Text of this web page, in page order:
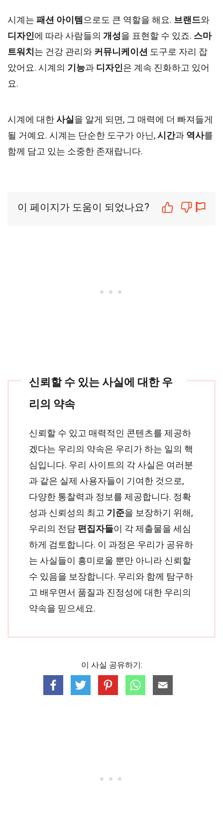
시계는 패션 아이템 으로도 큰 역할을 해요. 브랜드와
디자인에 따라 사람들의 개성을 표현할 수 있죠. 스마
트워치 는 건강 관리와 커뮤니케이션 도구로 자리 잡
았어요. 시계의 기능과 디자인은 계속 진화하고 있어
요.
시계에 대한사실 을 알게 되면, 그 매력에 더 빠져들게
될 거예요. 시계는 단순한 도구가 아닌,시간과 역사를
함께 담고 있는 소중한 존재랍니다.
이 페이지가 도움이 되었나요?
신뢰할 수 있는 사실에 대한 우
리의 약속
신뢰할 수 있고 매력적인 콘텐츠를 제공하
겠다는 우리의 약속은 우리가 하는 일의 핵
심입니다. 우리 사이트의 각 사실은 여러분
과 같은 실제 사용자들이 기여한 것으로,
다양한 통찰력과 정보를 제공합니다. 정확
성과 신뢰성의 최고 기준을 보장하기 위해,
우리의 전담 편집자들이 각 제출물을 세심
하게 검토합니다. 이 과정은 우리가 공유하
는 사실들이 흥미로울 뿐만 아니라 신뢰할
수 있음을 보장합니다. 우리와 함께 탐구하
고 배우면서 품질과 진정성에 대한 우리의
약속을 믿으세요.
이 사실 공유하기: